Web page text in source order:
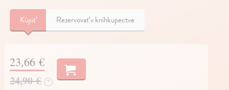
Kúpiť Rezervovať v kníhkupectve
23,66 €
24,90 € ?